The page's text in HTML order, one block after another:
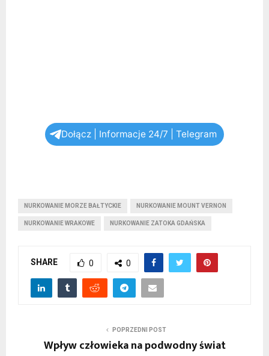
Dołącz | Informacje 24/7 | Telegram
NURKOWANIE MORZE BAŁTYCKIE NURKOWANIE MOUNT VERNON
NURKOWANIE WRAKOWE NURKOWANIE ZATOKA GDAŃSKA
SHARE 0 0
POPRZEDNI POST
Wpływ człowieka na podwodny świat